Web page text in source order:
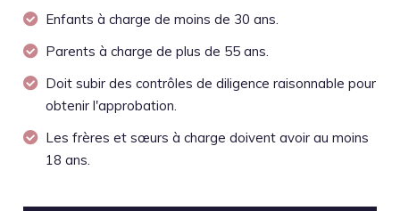
Enfants à charge de moins de 30 ans.
Parents à charge de plus de 55 ans.
Doit subir des contrôles de diligence raisonnable pour
obtenir l'approbation.
Les frères et sœurs à charge doivent avoir au moins
18 ans.